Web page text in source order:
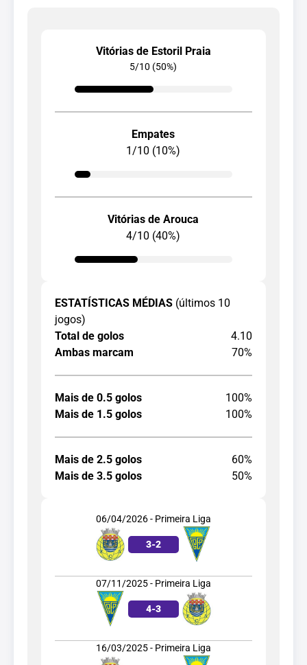
Vitórias de Estoril Praia
5/10 (50%)
Empates
1/10 (10%)
Vitórias de Arouca
4/10 (40%)
ESTATÍSTICAS MÉDIAS (últimos 10
jogos)
Total de golos
4.10
Ambas marcam
70%
Mais de 0.5 golos
100%
Mais de 1.5 golos
100%
Mais de 2.5 golos
60%
Mais de 3.5 golos
50%
06/04/2026 - Primeira Liga
3-2
07/11/2025 - Primeira Liga
4-3
16/03/2025 - Primeira Liga